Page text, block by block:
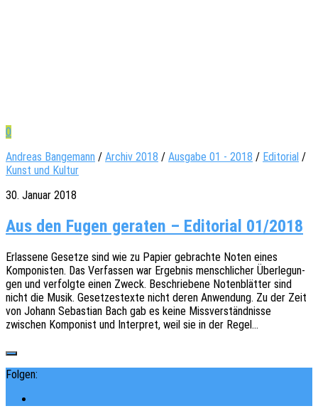
0
Andreas Bangemann / Archiv 2018 / Ausgabe 01 - 2018 / Editorial /
Kunst und Kultur
30. Januar 2018
Aus den Fugen geraten – Editorial 01/2018
Erlas­se­ne Geset­ze sind wie zu Papier gebrach­te Noten eines
Kompo­nis­ten. Das Verfas­sen war Ergeb­nis mensch­li­cher Über­le­gun­
gen und verfolg­te einen Zweck. Beschrie­be­ne Noten­blät­ter sind
nicht die Musik. Geset­zes­tex­te nicht deren Anwen­dung. Zu der Zeit
von Johann Sebas­ti­an Bach gab es keine Miss­ver­ständ­nis­se
zwischen Kompo­nist und Inter­pret, weil sie in der Regel…
Folgen: